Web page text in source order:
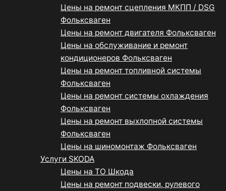
Цены на ремонт сцепления МКПП / DSG
Фольксваген
Цены на ремонт двигателя Фольксваген
Цены на обслуживание и ремонт
кондиционеров Фольксваген
Цены на ремонт топливной системы
Фольксваген
Цены на ремонт системы охлаждения
Фольксваген
Цены на ремонт выхлопной системы
Фольксваген
Цены на шиномонтаж Фольксваген
Услуги SKODA
Цены на ТО Шкода
Цены на ремонт подвески, рулевого